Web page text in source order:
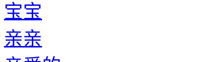
宝宝
亲亲